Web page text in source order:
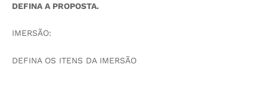
DEFINA A PROPOSTA.
IMERSÃO:
DEFINA OS ITENS DA IMERSÃO